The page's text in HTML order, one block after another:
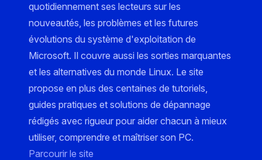
quotidiennement ses lecteurs sur les
nouveautés, les problèmes et les futures
évolutions du système d'exploitation de
Microsoft. Il couvre aussi les sorties marquantes
et les alternatives du monde Linux. Le site
propose en plus des centaines de tutoriels,
guides pratiques et solutions de dépannage
rédigés avec rigueur pour aider chacun à mieux
utiliser, comprendre et maîtriser son PC.
Parcourir le site